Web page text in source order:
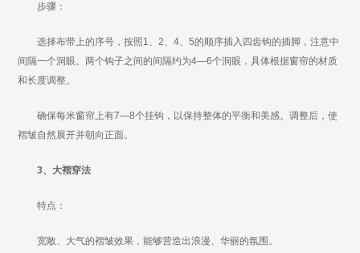
步骤：
选择布带上的序号，按照1、2、4、5的顺序插入四齿钩的插脚，注意中
间隔一个洞眼。两个钩子之间的间隔约为4—6个洞眼，具体根据窗帘的材质
和长度调整。
确保每米窗帘上有7—8个挂钩，以保持整体的平衡和美感。调整后，使
褶皱自然展开并朝向正面。
3、大褶穿法
特点：
宽敞、大气的褶皱效果，能够营造出浪漫、华丽的氛围。